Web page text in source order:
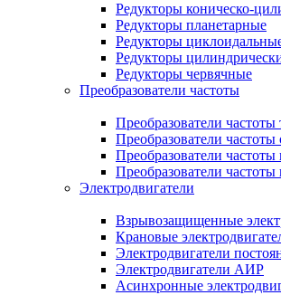
Редукторы коническо-
Редукторы планетарные
Редукторы
Редукторы
Редукторы червячные
Преобразователи частоты
Преобразователи частоты
Преобразователи
Преобразователи частоты
Преобразователи
Электродвигатели
Взрывозащищенные
Крановые
Электродвигатели
Электродвигатели АИР
Асинхронные